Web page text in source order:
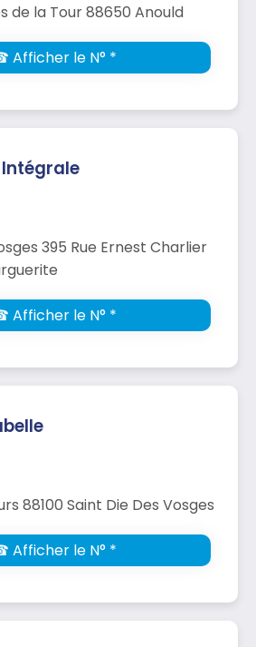
de la Tour 88650 Anould
Afficher le N° *
Intégrale
395 Rue Ernest Charlier
Afficher le N° *
88100 Saint Die Des Vosges
Afficher le N° *